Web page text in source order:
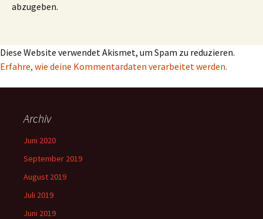
abzugeben.
Diese Website verwendet Akismet, um Spam zu reduzieren.
Erfahre, wie deine Kommentardaten verarbeitet werden.
Archiv
Juni 2020
September 2019
August 2019
Juli 2019
Juni 2019